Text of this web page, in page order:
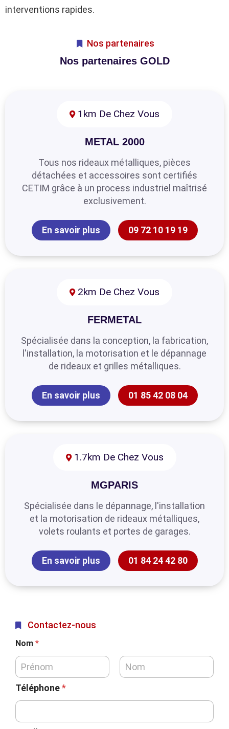
interventions rapides.
Nos partenaires
Nos partenaires GOLD
1km De Chez Vous
METAL 2000
Tous nos rideaux métalliques, pièces
détachées et accessoires sont certifiés
CETIM grâce à un process industriel maîtrisé
exclusivement.
En savoir plus 09 72 10 19 19
2km De Chez Vous
FERMETAL
Spécialisée dans la conception, la fabrication,
l'installation, la motorisation et le dépannage
de rideaux et grilles métalliques.
En savoir plus 01 85 42 08 04
1.7km De Chez Vous
MGPARIS
Spécialisée dans le dépannage, l'installation
et la motorisation de rideaux métalliques,
volets roulants et portes de garages.
En savoir plus 01 84 24 42 80
Contactez-nous
Nom *
Téléphone*